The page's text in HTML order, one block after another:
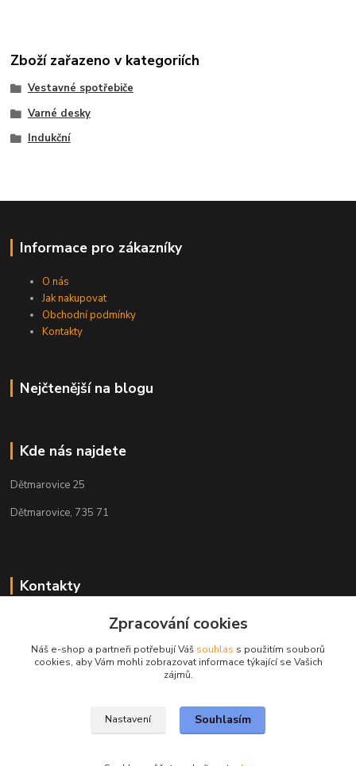
Zboží zařazeno v kategoriích
Vestavné spotřebiče
Varné desky
Indukční
Informace pro zákazníky
O nás
Jak nakupovat
Obchodní podmínky
Kontakty
Nejčtenější na blogu
Kde nás najdete
Dětmarovice 25
Dětmarovice, 735 71
Kontakty
+420 731 444 327
obchod@volak.net
Zpracování cookies
Náš e-shop a partneři potřebují Váš souhlas s použitím souborů
cookies, aby Vám mohli zobrazovat informace týkající se Vašich
zájmů.
Nastavení Souhlasím